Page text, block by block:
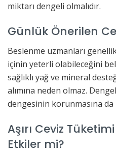
miktarı dengeli olmalıdır.
Günlük Önerilen
Beslenme uzmanları
içinin yeterli olabileceğini
sağlıklı yağ ve mineral
alımına neden olmaz.
dengesinin korunmasına da
Aşırı Ceviz
Etkiler mi?